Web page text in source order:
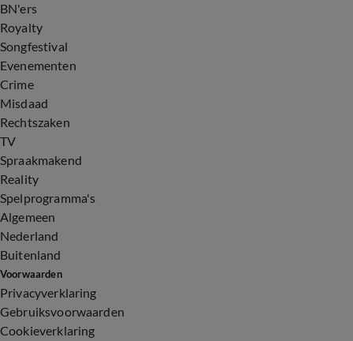
BN'ers
Royalty
Songfestival
Evenementen
Crime
Misdaad
Rechtszaken
TV
Spraakmakend
Reality
Spelprogramma's
Algemeen
Nederland
Buitenland
Voorwaarden
Privacyverklaring
Gebruiksvoorwaarden
Cookieverklaring